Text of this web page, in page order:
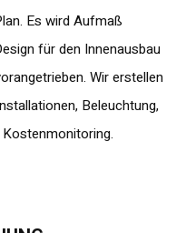
Es wird Aufmaß
für den Innenausbau
Wir erstellen
Beleuchtung,